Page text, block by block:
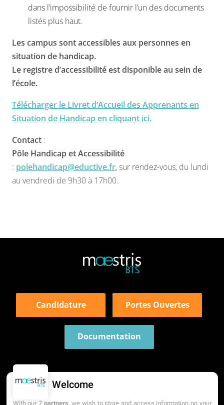
dans l’impossibilité de fournir l’un des documents
listés plus haut.
Les campus sont accessibles aux personnes en
situation de handicap.
Le registre d’accessibilité est disponible au sein de
l’école.
Télécharger le Livret d’Accueil des Apprenants en
Situation de Handicap en cliquant ici.
Contact :
Pôle Handicap et Accessibilité
: polehandicap@eductive.fr, sur rendez-vous, du lundi
au vendredi de 9h30 à 17h00.
Candidature Portes Ouvertes
Documentation
Welcome
With our 7 partners, we wish to store and access information on your